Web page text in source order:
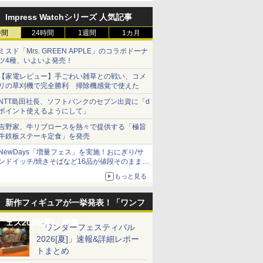
Impress Watchシリーズ 人気記事
24時間 1週間 1カ月
スド「Mrs. GREEN APPLE」のコラボドーナ
4種、いよいよ発売！
家電レビュー】手ごわい雑草との戦い、コメ
の草刈機で完全勝利 掃除機感覚で使えた
島田社長、ソフトバンクのセブン出資に「d
イント使えるようにして」
野家、牛リブロースを熱々で提供する「極旨
鉄板ステーキ定食」を発売
「増量フェス」を実施！おにぎり/サ
ドイッチ/焼きそばなど16品が値段そのままで
もっと見る
新作フィギュアが一挙発表！「ワンフ
ェス2026[夏]」特集「ワンダーフェスティバル
2026[夏]」速報&詳細レポー
トまとめ